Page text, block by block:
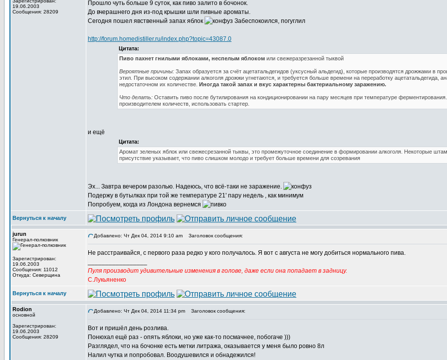
19.06.2003
Сообщения: 28209
Прошло чуть больше 9 суток, как пиво залито в бочонок.
До вчерашнего дня из-под крышки шли пивные ароматы.
Сегодня пошел явственный запах яблок
Забеспокоился, погуглил
http://forum.homedistiller.ru/index.php?topic=43087.0
Цитата:
Пиво пахнет гнилыми яблоками, неспелым яблокомили свежеразрезанной тыквой
Вероятные причины:Запах образуется за счёт ацетатальдегидов (уксусный альдегид), которые производятся дрожжами в
этил. При высоком содержании алкоголя дрожжи угнетаются, и требуется больше времени на переработку ацетатальдегида,
недостаточном их количестве. Иногда такой запах и вкус характерны бактериальному заражению.
Что делать:Оставить пиво после бутилирования на кондиционировании на пару месяцев при температуре
производителем количеств, использовать стартер.
и ещё
Цитата:
Аромат зеленых яблок или свежесрезанной тыквы, это промежуточное соединение в формировании алкоголя. Некоторые
присутствие указывает, что пиво слишком молодо и требует больше времени для созревания
Эх... Завтра вечером разолью. Надеюсь, что всё-таки не заражение.
Подержу в бутылках при той же температуре 21' пару недель , как минимум
Попробуем, когда из Лондона вернемся
Вернуться к началу
jurun
Генерал-полковник
Зарегистрирован:
19.06.2003
Сообщения: 11012
Откуда: Северщина
Добавлено: Чт Дек 04, 2014 9:10 am Заголовок сообщения:
Не расстраивайся, с первого раза редко у кого получалось. Я вот с августа не могу добиться нормального пива.
Пуля производит удивительные изменения в голове, даже если она попадает в задницу.
С.Лукьяненко
Вернуться к началу
Rodion
основной
Зарегистрирован:
19.06.2003
Сообщения: 28209
Добавлено: Чт Дек 04, 2014 11:34 pm Заголовок сообщения:
Вот и пришёл день розлива.
Понюхал ещё раз - опять яблоки, но уже как-то посмачнее, побогаче )))
Разглядел, что на бочонке есть метки литража, оказывается у меня было ровно 8л
Налил чутка и попробовал. Воодушевился и обнадежился!